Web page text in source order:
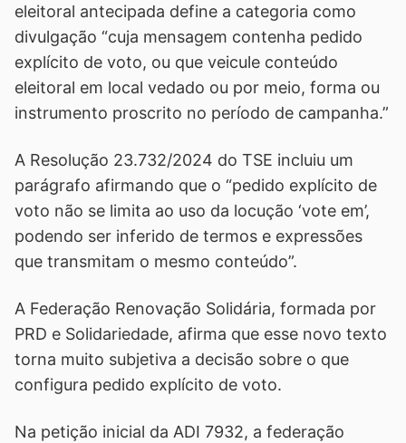
eleitoral antecipada define a categoria como
divulgação “cuja mensagem contenha pedido
explícito de voto, ou que veicule conteúdo
eleitoral em local vedado ou por meio, forma ou
instrumento proscrito no período de campanha.”
A Resolução 23.732/2024 do TSE incluiu um
parágrafo afirmando que o “pedido explícito de
voto não se limita ao uso da locução ‘vote em’,
podendo ser inferido de termos e expressões
que transmitam o mesmo conteúdo”.
A Federação Renovação Solidária, formada por
PRD e Solidariedade, afirma que esse novo texto
torna muito subjetiva a decisão sobre o que
configura pedido explícito de voto.
Na petição inicial da ADI 7932, a federação